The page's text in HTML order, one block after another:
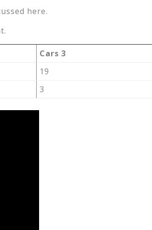
here.
Cars 3
19
3